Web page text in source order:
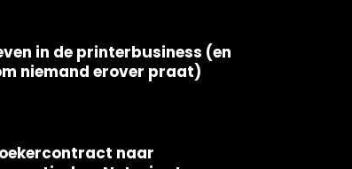
in de printerbusiness (en
niemand erover praat)
naar